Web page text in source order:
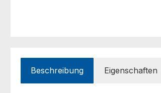
Beschreibung Eigenschaften